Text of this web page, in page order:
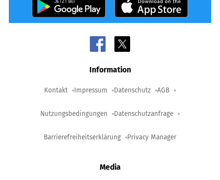
Information
Kontakt Impressum Datenschutz AGB
Nutzungsbedingungen Datenschutzanfrage
Barrierefreiheitserklärung Privacy Manager
Media